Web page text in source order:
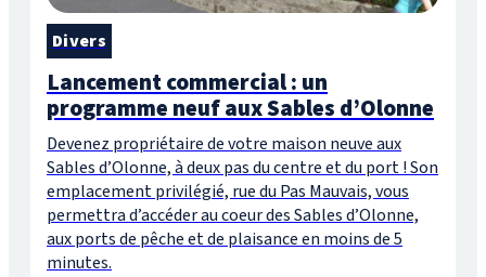
Divers
Lancement commercial : un
programme neuf aux Sables d’Olonne
Devenez propriétaire de votre maison neuve aux
Sables d’Olonne, à deux pas du centre et du port ! Son
emplacement privilégié, rue du Pas Mauvais, vous
permettra d’accéder au coeur des Sables d’Olonne,
aux ports de pêche et de plaisance en moins de 5
minutes.